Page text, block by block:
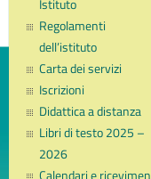
Istituto
Regolamenti
dell’istituto
Carta dei servizi
Iscrizioni
Didattica a distanza
Libri di testo 2025 –
2026